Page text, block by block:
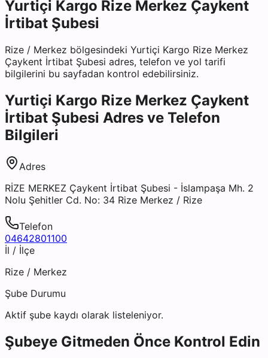
Yurtiçi Kargo Rize Merkez Çaykent
İrtibat Şubesi
Rize / Merkez bölgesindeki Yurtiçi Kargo Rize Merkez
Çaykent İrtibat Şubesi adres, telefon ve yol tarifi
bilgilerini bu sayfadan kontrol edebilirsiniz.
Yurtiçi Kargo Rize Merkez Çaykent
İrtibat Şubesi Adres ve Telefon
Bilgileri
Adres
RİZE MERKEZ Çaykent İrtibat Şubesi - İslampaşa Mh. 2
Nolu Şehitler Cd. No: 34 Rize Merkez / Rize
Telefon
04642801100
İl / İlçe
Rize / Merkez
Şube Durumu
Aktif şube kaydı olarak listeleniyor.
Şubeye Gitmeden Önce Kontrol Edin